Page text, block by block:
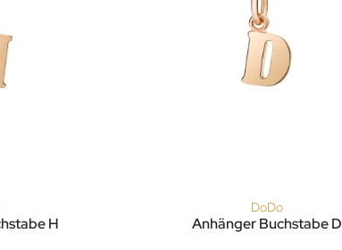
H
DoDo
Anhänger Buchstabe D